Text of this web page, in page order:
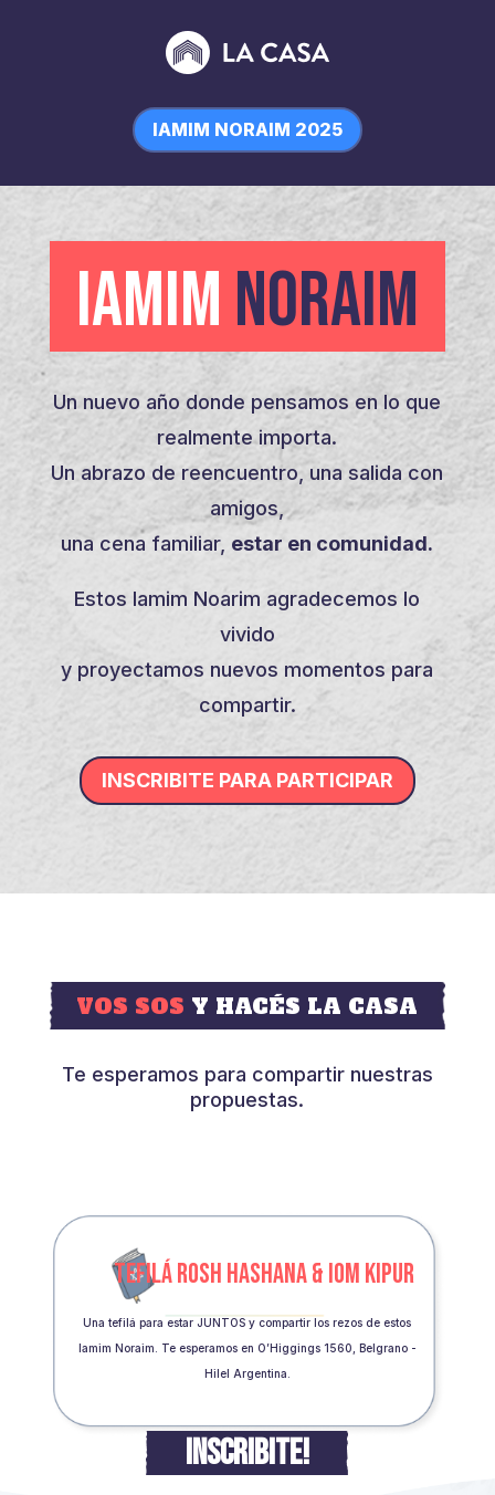
IAMIM NORAIM 2025
IAMIM NORAIM
Un nuevo año donde pensamos en lo que
realmente importa.
Un abrazo de reencuentro, una salida con
amigos,
una cena familiar, estar en comunidad.
Estos Iamim Noarim agradecemos lo
vivido
y proyectamos nuevos momentos para
compartir.
INSCRIBITE PARA PARTICIPAR
VOS SOS Y HACÉS LA CASA
Te esperamos para compartir nuestras
propuestas.
TEFILÁ ROSH HASHANA & IOM KIPUR
Una tefilá para estar JUNTOS y compartir los rezos de estos
Iamim Noraim. Te esperamos en O’Higgings 1560, Belgrano -
Hilel Argentina.
INSCRIBITE!